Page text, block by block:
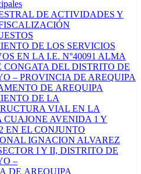
DE ACTIVIDADES Y
DE LOS SERVICIOS
EN LA I.E. N°40091 ALMA
CONGATA DEL DISTRITO DE
– PROVINCIA DE AREQUIPA
DE AREQUIPA
DE LA
VIAL EN LA
AVENIDA 1 Y
EN EL CONJUNTO
IGNACION ALVAREZ
I Y II, DISTRITO DE
–
DE AREQUIPA